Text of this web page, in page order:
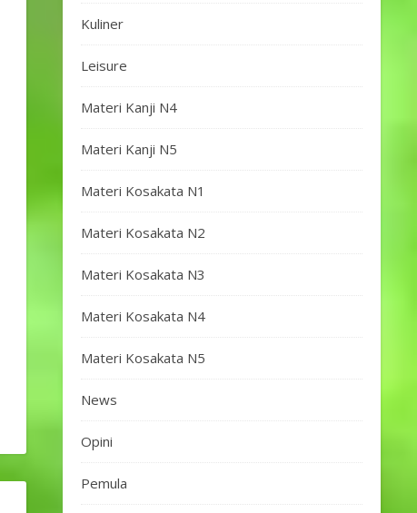
Kuliner
Leisure
Materi Kanji N4
Materi Kanji N5
Materi Kosakata N1
Materi Kosakata N2
Materi Kosakata N3
Materi Kosakata N4
Materi Kosakata N5
News
Opini
Pemula